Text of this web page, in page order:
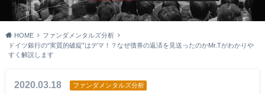
HOME
ファンダメンタルズ分析
ドイツ銀行の“実質的破綻”はデマ！？なぜ債券の返済を見送ったのかMr.Tがわかりや
すく解説します
2020.03.18 ファンダメンタルズ分析